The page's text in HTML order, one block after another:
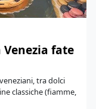
fate
tra dolci
classiche (fiamme,